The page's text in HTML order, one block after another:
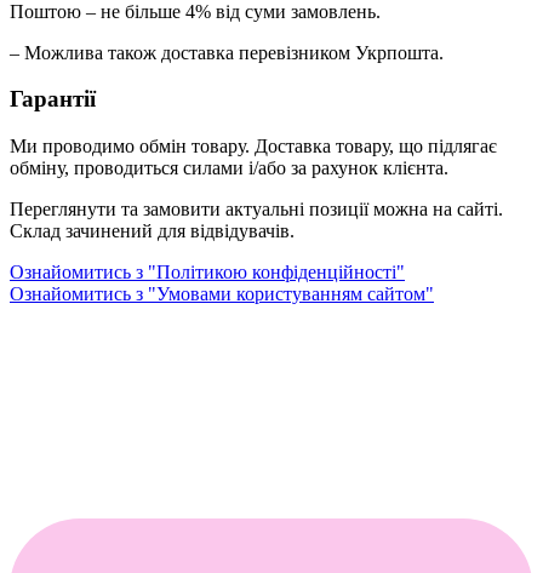
Поштою – не більше 4% від суми замовлень.
– Можлива також доставка перевізником Укрпошта.
Гарантії
Ми проводимо обмін товару. Доставка товару, що підлягає
обміну, проводиться силами і/або за рахунок клієнта.
Переглянути та замовити актуальні позиції можна на сайті.
Склад зачинений для відвідувачів.
Ознайомитись з "Політикою конфіденційності"
Ознайомитись з "Умовами користуванням сайтом"